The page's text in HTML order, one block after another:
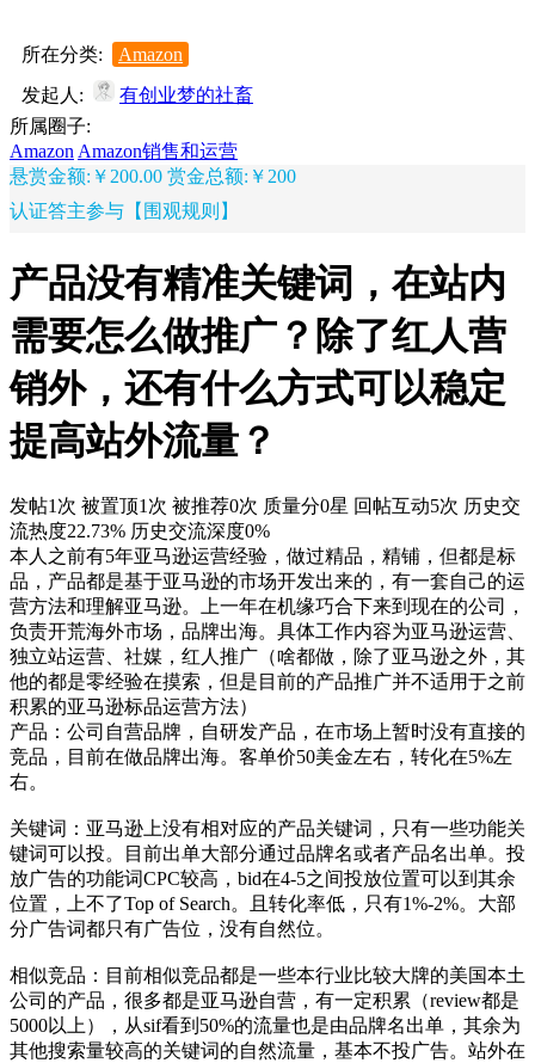
所在分类:
Amazon
发起人:
有创业梦的社畜
所属圈子:
Amazon Amazon销售和运营
悬赏金额:￥200.00 赏金总额:￥200
认证答主参与【围观规则】
产品没有精准关键词，在站内
需要怎么做推广？除了红人营
销外，还有什么方式可以稳定
提高站外流量？
发帖1次 被置顶1次 被推荐0次 质量分0星 回帖互动5次 历史交
流热度22.73% 历史交流深度0%
本人之前有5年亚马逊运营经验，做过精品，精铺，但都是标
品，产品都是基于亚马逊的市场开发出来的，有一套自己的运
营方法和理解亚马逊。上一年在机缘巧合下来到现在的公司，
负责开荒海外市场，品牌出海。具体工作内容为亚马逊运营、
独立站运营、社媒，红人推广（啥都做，除了亚马逊之外，其
他的都是零经验在摸索，但是目前的产品推广并不适用于之前
积累的亚马逊标品运营方法）
产品：公司自营品牌，自研发产品，在市场上暂时没有直接的
竞品，目前在做品牌出海。客单价50美金左右，转化在5%左
右。
关键词：亚马逊上没有相对应的产品关键词，只有一些功能关
键词可以投。目前出单大部分通过品牌名或者产品名出单。投
放广告的功能词CPC较高，bid在4-5之间投放位置可以到其余
位置，上不了Top of Search。且转化率低，只有1%-2%。大部
分广告词都只有广告位，没有自然位。
相似竞品：目前相似竞品都是一些本行业比较大牌的美国本土
公司的产品，很多都是亚马逊自营，有一定积累（review都是
5000以上），从sif看到50%的流量也是由品牌名出单，其余为
其他搜索量较高的关键词的自然流量，基本不投广告。站外在